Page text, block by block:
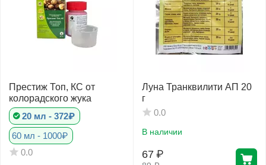
Престиж Топ, КС от
колорадского жука
20 мл - 372₽
60 мл - 1000₽
0.0
Луна Транквилити АП 20
г
0.0
В наличии
67 ₽